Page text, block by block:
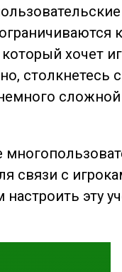
хочет
столкнетесь
связи с
эту